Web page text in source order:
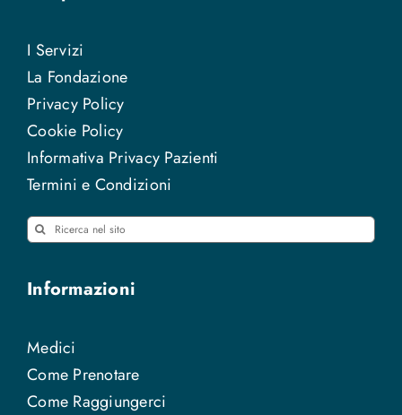
I Servizi
La Fondazione
Privacy Policy
Cookie Policy
Informativa Privacy Pazienti
Termini e Condizioni
Cerca
Informazioni
Medici
Come Prenotare
Come Raggiungerci